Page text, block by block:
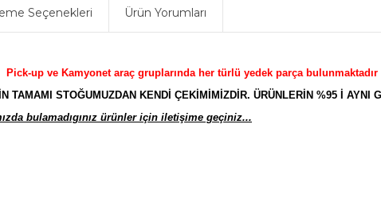
Seçenekleri Ürün Yorumları
up ve Kamyonet araç gruplarında her türlü yedek parça bulunmaktadır
TAMAMI STOĞUMUZDAN KENDİ ÇEKİMİMİZDİR. ÜRÜNLERİN %95 İ AYNI
bulamadıgınız ürünler için iletişime geçiniz...